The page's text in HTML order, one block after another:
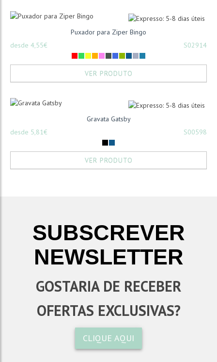
Puxador para Ziper Bingo
desde 4,55€
S02914
VER PRODUTO
Gravata Gatsby
desde 5,81€
S00598
VER PRODUTO
SUBSCREVER
NEWSLETTER
GOSTARIA DE RECEBER
OFERTAS EXCLUSIVAS?
CLIQUE AQUI